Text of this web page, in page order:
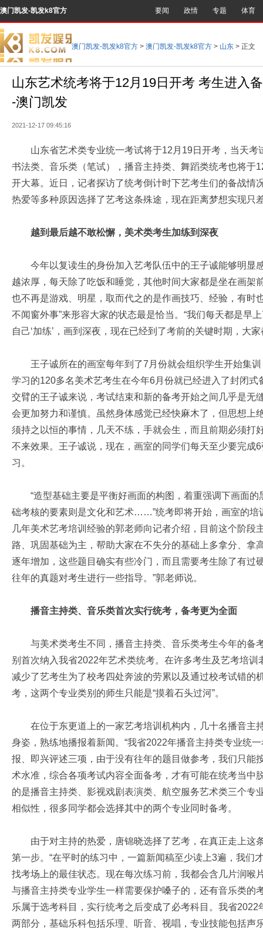
澳门凯发-凯发k8官方 要闻 政情 专题 体育
澳门凯发-凯发k8官方 > 澳门凯发-凯发k8官方 > 山东 > 正文
山东艺术统考将于12月19日开考 考生进入
-澳门凯发
2021-12-17 09:45:16
山东省艺术类专业统一考试将于12月19日开考，当天考
书法类、音乐类（笔试），播音主持类、舞蹈类统考也将于
开大幕。近日，记者探访了统考倒计时下艺考生们的备战情
热爱等多种原因选择了艺考这条殊途，现在距离梦想实现只
越到最后越不敢松懈，美术类考生加练到深夜
今年以复读生的身份加入艺考队伍中的王子诚能够明显
越浓厚，每天除了吃饭和睡觉，其他时间大家都是坐在画架
也不再是游戏、明星，取而代之的是作画技巧、经验，有时
不闻窗外事”来形容大家的状态最是恰当。“我们每天都是早
自己‘加练’，画到深夜，现在已经到了考前的关键时期，大
王子诚所在的画室每年到了7月份就会组织学生开始集训
学习的120多名美术艺考生在今年6月份就已经进入了封闭
交臂的王子诚来说，考试结束和新的备考开始之间几乎是无
会更加努力和谨慎。虽然身体感觉已经快麻木了，但思想上
须持之以恒的事情，几天不练，手就会生，而且前期必须打
不来效果。王子诚说，现在，画室的同学们每天至少要完成
习。
“造型基础主要是平衡好画面的构图，着重强调下画面的
础考核的要素则是文化和艺术……”统考即将开始，画室的培
几年美术艺考培训经验的郭老师向记者介绍，目前这个阶段
路、巩固基础为主，帮助大家在不失分的基础上多拿分、拿
逐年增加，这些题目确实有些冷门，而且需要考生除了有过
往年的真题对考生进行一些指导。”郭老师说。
播音主持类、音乐类首次实行统考，备考更为全面
与美术类考生不同，播音主持类、音乐类考生今年的备
别首次纳入我省2022年艺术类统考。在许多考生及艺考培
减少了艺考生为了校考四处奔波的劳累以及通过校考试错的
考，这两个专业类别的师生只能是“摸着石头过河”。
在位于东更道上的一家艺考培训机构内，几十名播音主
身姿，熟练地播报着新闻。“我省2022年播音主持类专业统
报、即兴评述三项，由于没有往年的题目做参考，我们只能
术水准，综合各项考试内容全面备考，才有可能在统考当中
的是播音主持类、影视戏剧表演类、航空服务艺术类三个专
相似性，很多同学都会选择其中的两个专业同时备考。
由于对主持的热爱，唐锦晓选择了艺考，在真正走上这
第一步。“在平时的练习中，一篇新闻稿至少读上3遍，我们
找考场上的最佳状态。现在每次练习前，我都会含几片润喉
与播音主持类专业学生一样需要保护嗓子的，还有音乐类的
乐属于选考科目，实行统考之后变成了必考科目。我省
两部分，基础乐科包括乐理、听音、视唱，专业技能包括声